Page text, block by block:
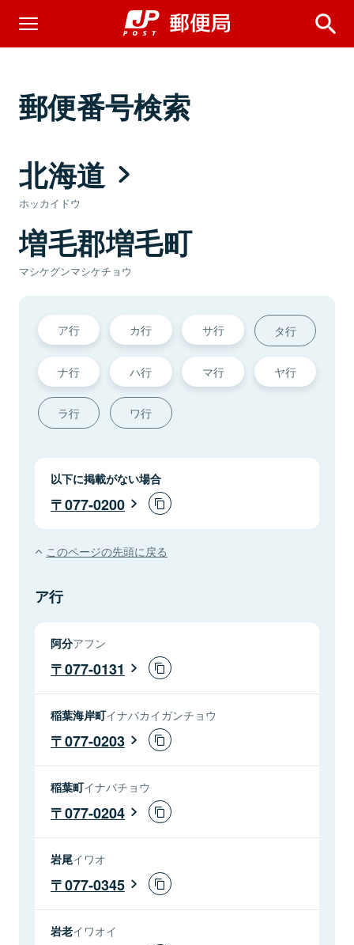
郵便番号検索
北海道
ホッカイドウ
増毛郡増毛町
マシケグンマシケチョウ
ア行 カ行 サ行 タ行
ナ行 ハ行 マ行 ヤ行
ラ行 ワ行
以下に掲載がない場合
077-0200
このページの先頭に戻る
ア行
阿分アフン
077-0131
稲葉海岸町イナバカイガンチョウ
077-0203
稲葉町イナバチョウ
077-0204
岩尾イワオ
077-0345
岩老イワオイ